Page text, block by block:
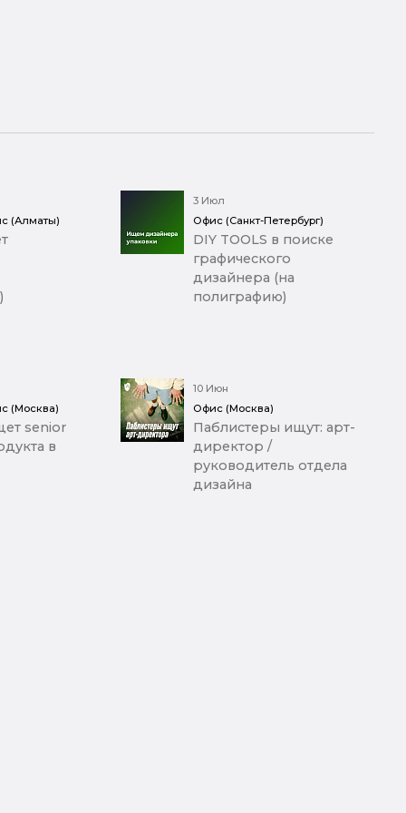
(Алматы)
3 Июл
Офис (Санкт-Петербург)
DIY TOOLS в поиске
графического
дизайнера (на
полиграфию)
(Москва)
senior
в
10 Июн
Офис (Москва)
Паблистеры ищут: арт-
директор /
руководитель отдела
дизайна